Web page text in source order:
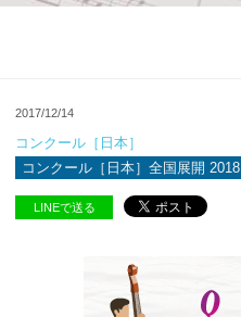
2017/12/14
コンクール［日本］
コンクール［日本］全国展開 2018
LINEで送る